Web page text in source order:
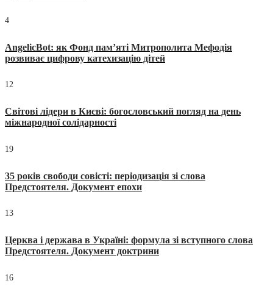
4
AngelicBot: як Фонд пам’яті Митрополита Мефодія
розвиває цифрову катехизацію дітей
12
Світові лідери в Києві: богословський погляд на день
міжнародної солідарності
19
35 років свободи совісті: періодизація зі слова
Предстоятеля. Документ епохи
13
Церква і держава в Україні: формула зі вступного слова
Предстоятеля. Документ доктрини
16